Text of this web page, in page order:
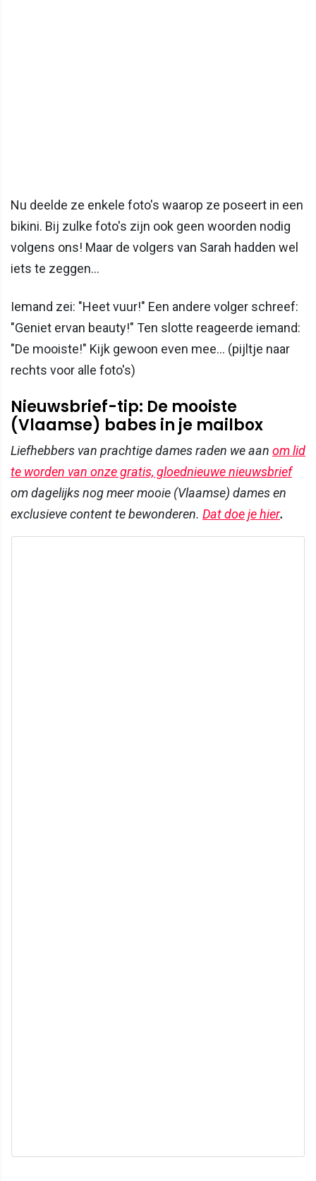
Nu deelde ze enkele foto's waarop ze poseert in een
bikini. Bij zulke foto's zijn ook geen woorden nodig
volgens ons! Maar de volgers van Sarah hadden wel
iets te zeggen...
Iemand zei: "Heet vuur!" Een andere volger schreef:
"Geniet ervan beauty!" Ten slotte reageerde iemand:
"De mooiste!" Kijk gewoon even mee... (pijltje naar
rechts voor alle foto's)
Nieuwsbrief-tip: De mooiste
(Vlaamse) babes in je mailbox
Liefhebbers van prachtige dames raden we aan om lid
te worden van onze gratis, gloednieuwe nieuwsbrief
om dagelijks nog meer mooie (Vlaamse) dames en
exclusieve content te bewonderen. Dat doe je hier.